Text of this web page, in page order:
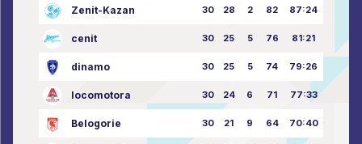
Zenit-Kazan 30 28 2 82 87:24
cenit 30 25 5 76 81:21
dinamo 30 25 5 74 79:26
locomotora 30 24 6 71 77:33
Belogorie 30 21 9 64 70:40